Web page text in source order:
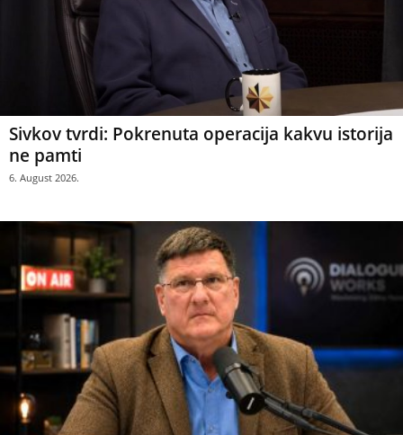
Sivkov tvrdi: Pokrenuta operacija kakvu istorija
ne pamti
6. August 2026.